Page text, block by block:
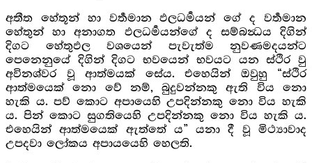
අතීත හේතූන් හා වර්‍තමාන ඵලධර්‍මයන් ගේ ද වර්‍තමාන
හේතුන් හා අනාගත ඵලධර්‍මයන්ගේ ද සම්බන්‍ධය දිගින්
දිගට හේතුඵල වශයෙන් පැවැත්ම නුවණමදයන්ට
පෙනෙනුයේ දිගින් දිගට භවයෙන් භවයට යන ස්ථිර වු
අවිනශ්වර වූ ආත්මයක් සේය. එහෙයින් ඔවුහු “ස්ථිර
ආත්මයෙක් නො වේ නම්, බුදුවන්නකු ඇති විය නො
හැකි ය. පව් කොට අපායෙහි උපදින්නකු නො විය හැකි
ය. පින් කොට සුගතියෙහි උපදින්නකු නො විය හැකි ය.
එහෙයින් ආත්මයෙක් ඇත්තේ ය” යනා දී වූ මිථ්‍යාවාද
උපදවා ලෝකය අපායයෙහි හෙලති.